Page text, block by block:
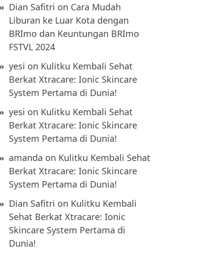
Dian Safitri on Cara Mudah
Liburan ke Luar Kota dengan
BRImo dan Keuntungan BRImo
FSTVL 2024
yesi on Kulitku Kembali Sehat
Berkat Xtracare: Ionic Skincare
System Pertama di Dunia!
yesi on Kulitku Kembali Sehat
Berkat Xtracare: Ionic Skincare
System Pertama di Dunia!
amanda on Kulitku Kembali Sehat
Berkat Xtracare: Ionic Skincare
System Pertama di Dunia!
Dian Safitri on Kulitku Kembali
Sehat Berkat Xtracare: Ionic
Skincare System Pertama di
Dunia!